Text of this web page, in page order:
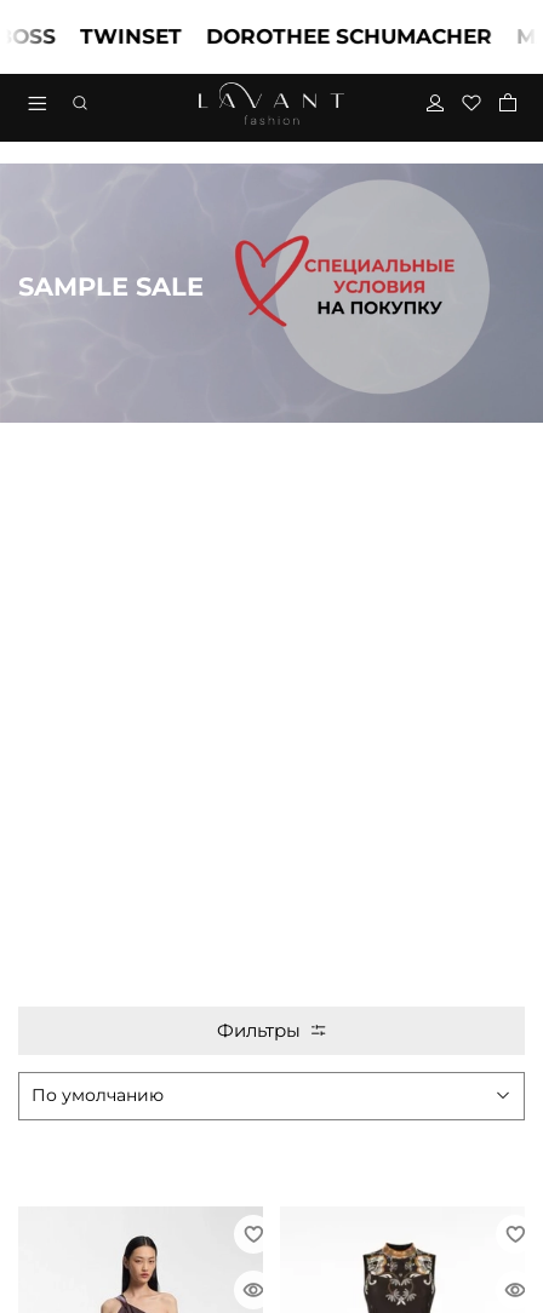
TWINSET DOROTHEE SCHUMACHER
SAMPLE SALE
Фильтры